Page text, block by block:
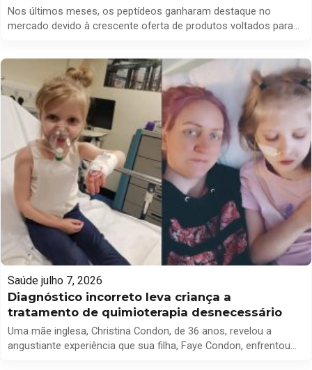
Nos últimos meses, os peptídeos ganharam destaque no
mercado devido à crescente oferta de produtos voltados para
nos peptídeos em si, mas na venda de versões ilegais, que
carecem de registro e não oferecem garantias de qualidade. […]
Saúde julho 7, 2026
Diagnóstico incorreto leva criança a
tratamento de quimioterapia desnecessário
Uma mãe inglesa, Christina Condon, de 36 anos, revelou a
angustiante experiência que sua filha, Faye Condon, enfrentou